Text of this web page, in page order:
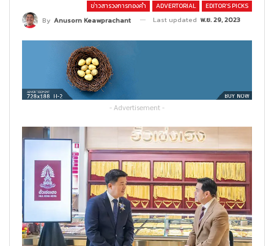
ข่าวสารวงการทองคำ ADVERTORIAL EDITOR’S PICKS
By Anusorn Keawprachant Last updated พ.ย. 29, 2023
- Advertisement -